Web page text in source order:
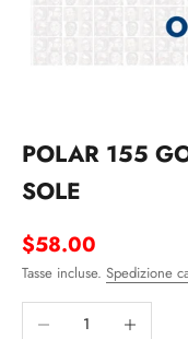
POLAR 155
SOLE
Prezzo scontato
$58.00
Tasse incluse. Spedizione
Diminuisci quantitàAumenta